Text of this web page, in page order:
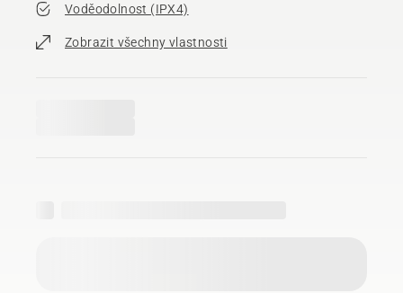
Voděodolnost (IPX4)
Zobrazit všechny vlastnosti